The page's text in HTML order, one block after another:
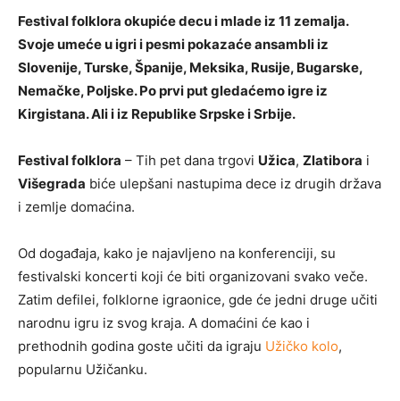
Festival folklora okupiće decu i mlade iz 11 zemalja.
Svoje umeće u igri i pesmi pokazaće ansambli iz
Slovenije, Turske, Španije, Meksika, Rusije, Bugarske,
Nemačke, Poljske. Po prvi put gledaćemo igre iz
Kirgistana. Ali i iz Republike Srpske i Srbije.
Festival folklora – Tih pet dana trgovi Užica, Zlatibora i
Višegrada biće ulepšani nastupima dece iz drugih država
i zemlje domaćina.
Od događaja, kako je najavljeno na konferenciji, su
festivalski koncerti koji će biti organizovani svako veče.
Zatim defilei, folklorne igraonice, gde će jedni druge učiti
narodnu igru iz svog kraja. A domaćini će kao i
prethodnih godina goste učiti da igraju Užičko kolo,
popularnu Užičanku.